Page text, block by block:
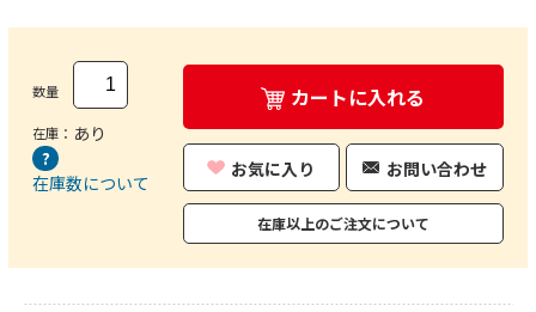
数量
在庫： あり
在庫数について
カートに入れる
お気に入り お問い合わせ
在庫以上のご注文について